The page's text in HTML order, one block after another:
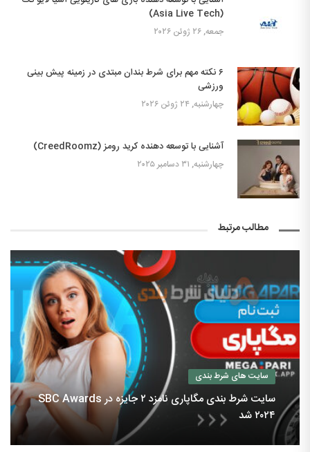
(Asia Live Tech)
جمعه, ۲۶ ژوئن ۲۰۲۶
۶ نکته مهم برای شرط بندان مبتدی در زمینه پیش بینی
ورزشی
چهارشنبه, ۲۴ ژوئن ۲۰۲۶
آشنایی با توسعه دهنده کرید رومز (CreedRoomz)
چهارشنبه, ۳۱ دسامبر ۲۰۲۵
مطالب مرتبط
سایت های شرط بندی
سایت شرط بندی مگاپاری نامزد ۲ جایزه در SBC Awards
۲۰۲۴ شد